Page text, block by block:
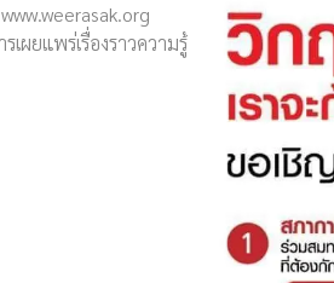
รเผยแพร่เรื่องราวความรู้ความเข้าใจใ